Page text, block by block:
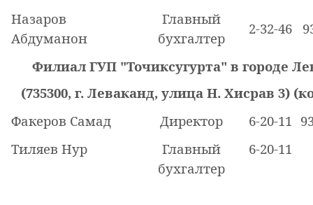
Назаров
Абдуманон
Главный
бухгалтер
2-32-46
Филиал ГУП "Точиксугурта" в городе
(735300, г. Леваканд, улица Н. Хисрав 3)
Факеров Самад
Директор 6-20-11
Тиляев Нур
Главный
бухгалтер
6-20-11